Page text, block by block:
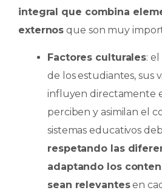
integral que combina
externos que son muy
Factores culturales:
de los estudiantes, sus
influyen directamente
perciben y asimilan el
sistemas educativos
respetando las
adaptando los
sean relevantesen